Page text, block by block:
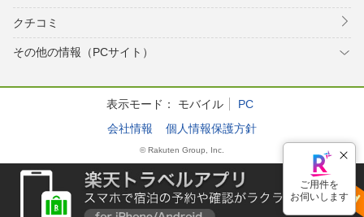
クチコミ
その他の情報（PCサイト）
表示モード： モバイル
PC
会社情報
個人情報保護方針
© Rakuten Group, Inc.
ご用件を
お伺いします